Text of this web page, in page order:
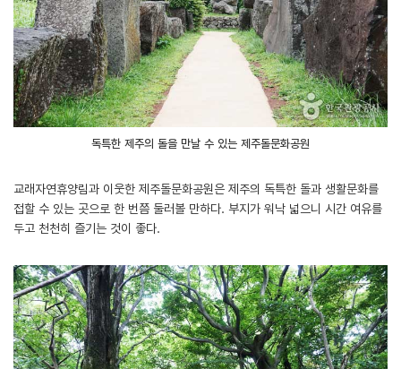
독특한 제주의 돌을 만날 수 있는 제주돌문화공원
교래자연휴양림과 이웃한 제주돌문화공원은 제주의 독특한 돌과 생활문화를
접할 수 있는 곳으로 한 번쯤 둘러볼 만하다. 부지가 워낙 넓으니 시간 여유를
두고 천천히 즐기는 것이 좋다.